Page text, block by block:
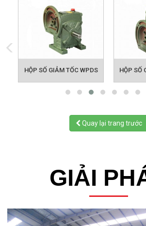
HỘP SỐ GIẢM TỐC WPDS HỘP SỐ
Quay lại trang trước
GIẢI